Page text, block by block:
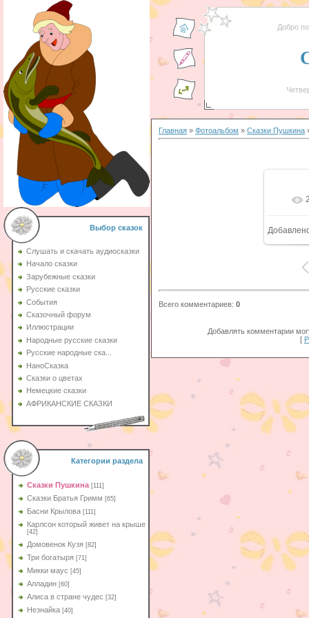
Выбор сказок
Слушать и скачать аудиосказки
Начало сказки
Зарубежные сказки
Русские сказки
События
Сказочный форум
Иллюстрации
Народные русские сказки
Русские народные ска...
НаноСказка
Сказки о цветах
Немецкие сказки
АФРИКАНСКИЕ СКАЗКИ
Категории раздела
Сказки Пушкина [111]
Сказки Братья Гримм [65]
Басни Крылова [111]
Карлсон который живет на крыше
[42]
Домовенок Кузя [82]
Три богатыря [71]
Микки маус [45]
Алладин [60]
Aлиса в стране чудес [32]
Незнайка [40]
Добро
Главная » Фотоальбом » Сказки Пушкина
Всего комментариев: 0
Добавлять комментарии
[